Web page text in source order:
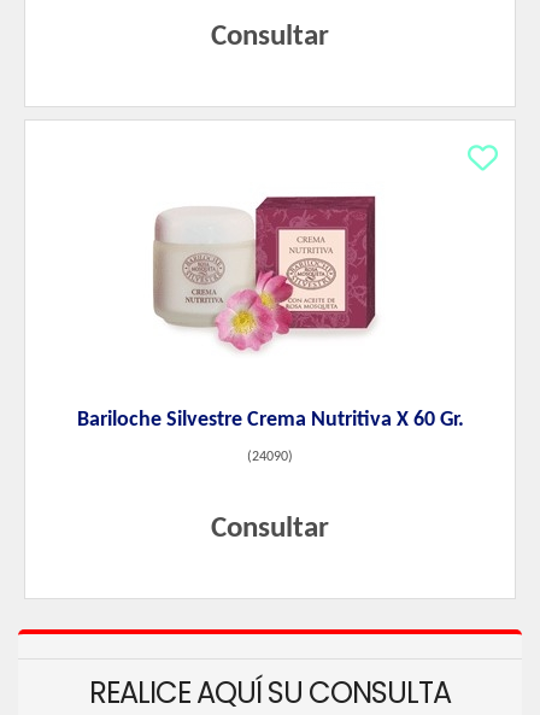
Consultar
Bariloche Silvestre Crema Nutritiva X 60 Gr.
(24090)
Consultar
REALICE AQUÍ SU CONSULTA